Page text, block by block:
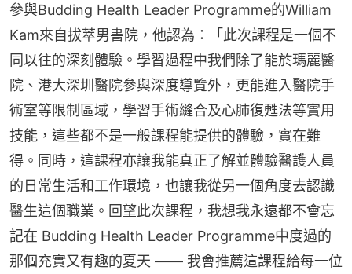
​​參與Budding Health Leader Programme的William
Kam來自拔萃男書院，他認為：「此次課程是一個不
同以往的深刻體驗。學習過程中我們除了能於瑪麗醫
院、港大深圳醫院參與深度導覽外，更能進入醫院手
術室等限制區域，學習手術縫合及心肺復甦法等實用
技能，這些都不是一般課程能提供的體驗，實在難
得。同時，這課程亦讓我能真正了解並體驗醫護人員
的日常生活和工作環境，也讓我從另一個角度去認識
醫生這個職業。回望此次課程，我想我永遠都不會忘
記在 Budding Health Leader Programme中度過的
那個充實又有趣的夏天 —— 我會推薦這課程給每一位